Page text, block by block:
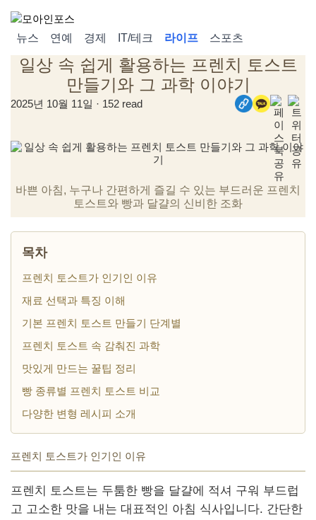
뉴스 연예 경제 IT/테크 라이프 스포츠
일상 속 쉽게 활용하는 프렌치 토스트
만들기와 그 과학 이야기
2025년 10월 11일 · 152 read
바쁜 아침, 누구나 간편하게 즐길 수 있는 부드러운 프렌치
토스트와 빵과 달걀의 신비한 조화
목차
프렌치 토스트가 인기인 이유
재료 선택과 특징 이해
기본 프렌치 토스트 만들기 단계별
프렌치 토스트 속 감춰진 과학
맛있게 만드는 꿀팁 정리
빵 종류별 프렌치 토스트 비교
다양한 변형 레시피 소개
프렌치 토스트가 인기인 이유
프렌치 토스트는 두툼한 빵을 달걀에 적셔 구워 부드럽
고 고소한 맛을 내는 대표적인 아침 식사입니다. 간단한